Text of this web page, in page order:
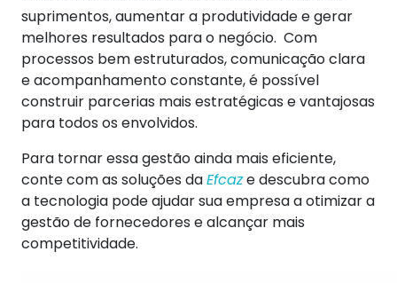
suprimentos, aumentar a produtividade e gerar
melhores resultados para o negócio. Com
processos bem estruturados, comunicação clara
e acompanhamento constante, é possível
construir parcerias mais estratégicas e vantajosas
para todos os envolvidos.
Para tornar essa gestão ainda mais eficiente,
conte com as soluções daEfcaze descubra como
a tecnologia pode ajudar sua empresa a otimizar a
gestão de fornecedores e alcançar mais
competitividade.